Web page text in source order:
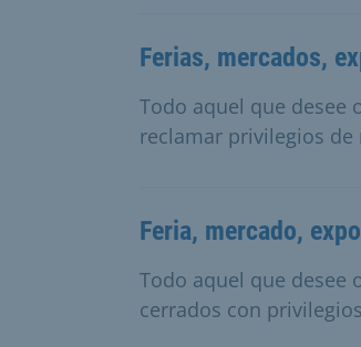
Ferias, mercados,
Todo aquel que desee
reclamar privilegios
Feria, mercado,
Todo aquel que desee
cerrados con